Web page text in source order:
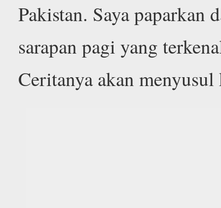
Pakistan. Saya paparkan
sarapan pagi yang
Ceritanya akan